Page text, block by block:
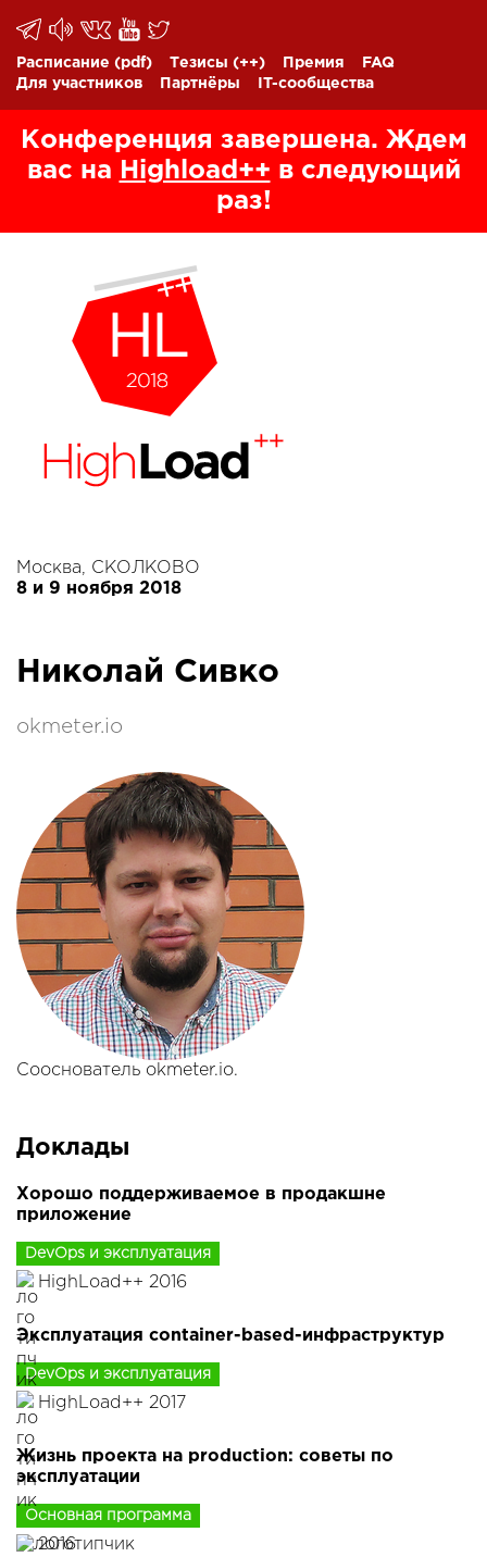
Расписание (pdf) Тезисы (++) Премия
FAQ
Для участников
Партнёры IT-сообщества
Конференция завершена. Ждем
вас на Highload++ в следующий
раз!
Москва, СКОЛКОВО
8 и 9 ноября 2018
Николай Сивко
okmeter.io
Сооснователь okmeter.io.
Доклады
Хорошо поддерживаемое в продакшне
приложение
DevOps и эксплуатация
HighLoad++ 2016
Эксплуатация container-based-инфраструктур
DevOps и эксплуатация
HighLoad++ 2017
Жизнь проекта на production: советы по
эксплуатации
Основная программа
2016